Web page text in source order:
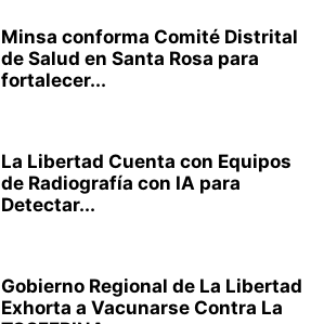
Minsa conforma Comité Distrital
de Salud en Santa Rosa para
fortalecer...
La Libertad Cuenta con Equipos
de Radiografía con IA para
Detectar...
Gobierno Regional de La Libertad
Exhorta a Vacunarse Contra La